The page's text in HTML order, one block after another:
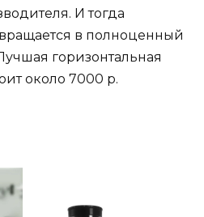
И тогда
в полноценный
горизонтальная
около 7000 р.